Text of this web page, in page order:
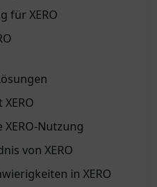
für XERO
Nutzung
von XERO
in XERO